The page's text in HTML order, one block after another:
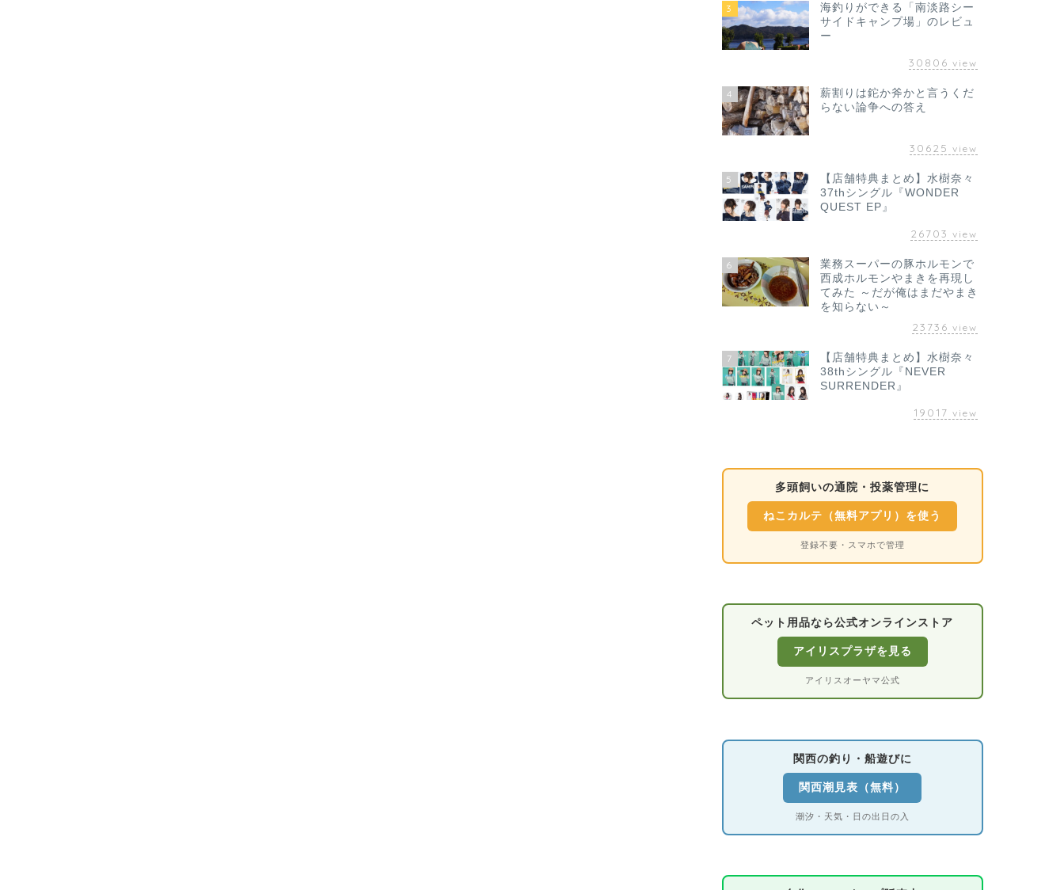
3
海釣りができる「南淡路シー
サイドキャンプ場」のレビュ
ー
30806 view
4
薪割りは鉈か斧かと言うくだ
らない論争への答え
30625 view
5
【店舗特典まとめ】水樹奈々
37thシングル『WONDER
QUEST EP』
26703 view
6
業務スーパーの豚ホルモンで
西成ホルモンやまきを再現し
てみた ～だが俺はまだやまき
を知らない～
23736 view
7
【店舗特典まとめ】水樹奈々
38thシングル『NEVER
SURRENDER』
19017 view
多頭飼いの通院・投薬管理に
ねこカルテ（無料アプリ）を使う
登録不要・スマホで管理
ペット用品なら公式オンラインストア
アイリスプラザを見る
アイリスオーヤマ公式
関西の釣り・船遊びに
関西潮見表（無料）
潮汐・天気・日の出日の入